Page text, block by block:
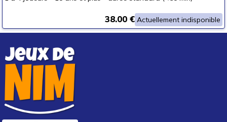
Actuellement indisponible
38.00 €